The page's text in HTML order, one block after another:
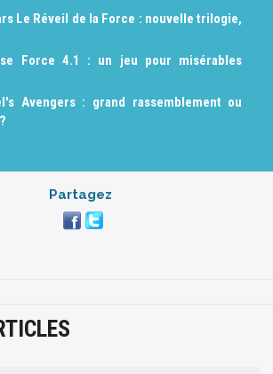
Le Réveil de la Force : nouvelle trilogie,
Force 4.1 : un jeu pour misérables
Avengers : grand rassemblement ou
Partagez